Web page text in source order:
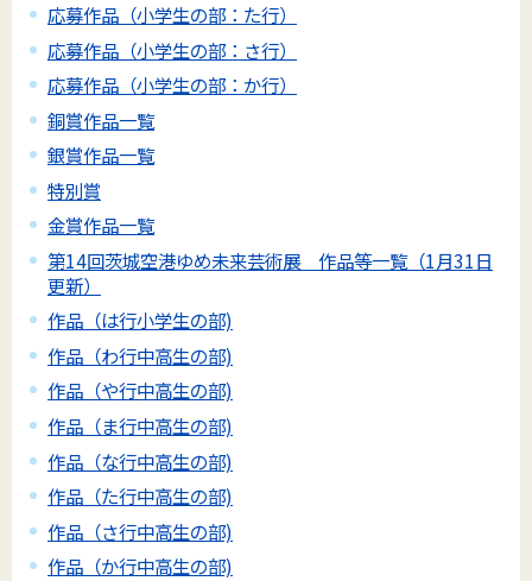
応募作品（小学生の部：た行）
応募作品（小学生の部：さ行）
応募作品（小学生の部：か行）
銅賞作品一覧
銀賞作品一覧
特別賞
金賞作品一覧
第14回茨城空港ゆめ未来芸術展 作品等一覧（1月31日
更新）
作品（は行小学生の部)
作品（わ行中高生の部)
作品（や行中高生の部)
作品（ま行中高生の部)
作品（な行中高生の部)
作品（た行中高生の部)
作品（さ行中高生の部)
作品（か行中高生の部)